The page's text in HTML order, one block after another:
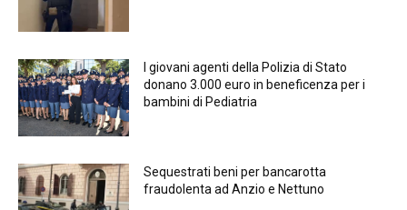
I giovani agenti della Polizia di Stato
donano 3.000 euro in beneficenza per i
bambini di Pediatria
Sequestrati beni per bancarotta
fraudolenta ad Anzio e Nettuno